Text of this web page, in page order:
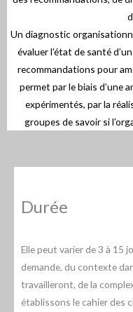
Un diagnostic
évaluer l’état de santé
recommandations pour
permet par le biais d’une
expérimentés, par la
groupes de savoir si
Durée
Elle peut varier de 3 à 15
demande, du contexte
travailleront, de la
établissons le cahier des